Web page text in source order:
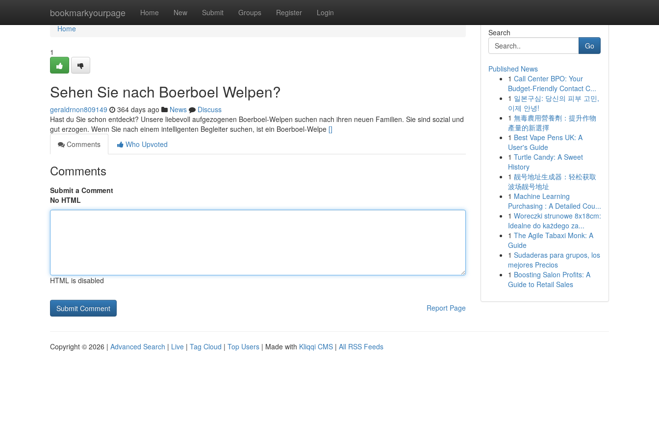
bookmarkyourpage Home New Submit Groups Register Login
Home
Home
1
Sehen Sie nach Boerboel Welpen?
geraldrnon809149 364 days ago News
Discuss
Hast du Sie schon entdeckt? Unsere liebevoll aufgezogenen Boerboel-Welpen suchen nach ihren neuen Familien. Sie sind sozial und
gut erzogen. Wenn Sie nach einem intelligenten Begleiter suchen, ist ein Boerboel-Welpe []
Comments
Who Upvoted
Comments
Submit a Comment
No HTML
HTML is disabled
Report Page
Search
Go
Published News
1 Call Center BPO: Your
Budget-Friendly Contact C...
1 일본구심: 당신의 피부 고민,
이제 안녕!
1 無毒農用營養劑：提升作物
產量的新選擇
1 Best Vape Pens UK: A
User's Guide
1 Turtle Candy: A Sweet
History
1 靓号地址生成器：轻松获取
波场靓号地址
1 Machine Learning
Purchasing : A Detailed Cou...
1 Woreczki strunowe 8x18cm:
Idealne do każdego za...
1 The Agile Tabaxi Monk: A
Guide
1 Sudaderas para grupos, los
mejores Precios
1 Boosting Salon Profits: A
Guide to Retail Sales
Copyright © 2026 | Advanced Search | Live | Tag Cloud | Top Users | Made with Kliqqi CMS | All RSS Feeds